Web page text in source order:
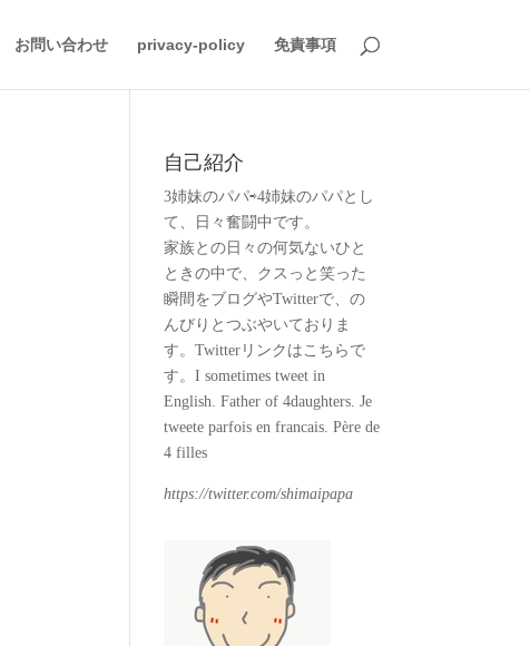
お問い合わせ privacy-policy 免責事項
自己紹介
3姉妹のパパ⇨4姉妹のパパとし
て、日々奮闘中です。
家族との日々の何気ないひと
ときの中で、クスっと笑った
瞬間をブログやTwitterで、の
んびりとつぶやいておりま
す。Twitterリンクはこちらで
す。I sometimes tweet in
English. Father of 4daughters. Je
tweete parfois en francais. Père de
4 filles
https://twitter.com/shimaipapa